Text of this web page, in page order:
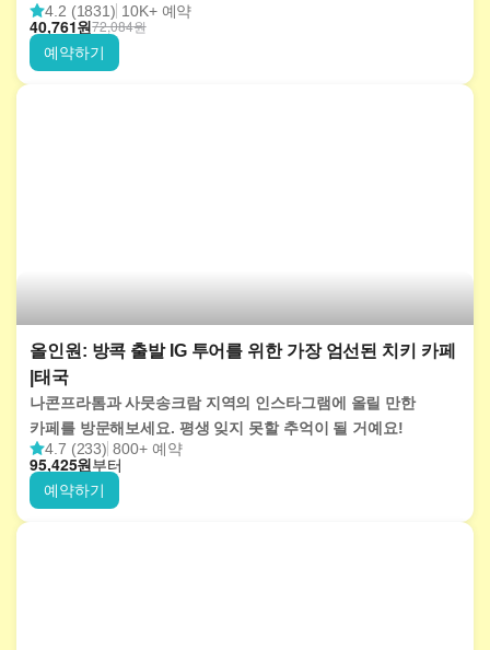
음식으로 구성된 뷔페를 즐겨보세요! 다양한 요리를 맛보고
77층과 84층 전망대에 입장해보세요.
4.2 (1831) 10K+ 예약
원
40,761 원
72,084
예약하기
올인원: 방콕 출발 IG 투어를 위한 가장 엄선된 치키 카페
|태국
나콘프라톰과 사뭇송크람 지역의 인스타그램에 올릴 만한
카페를 방문해보세요. 평생 잊지 못할 추억이 될 거예요!
4.7 (233) 800+ 예약
원
95,425 부터
예약하기